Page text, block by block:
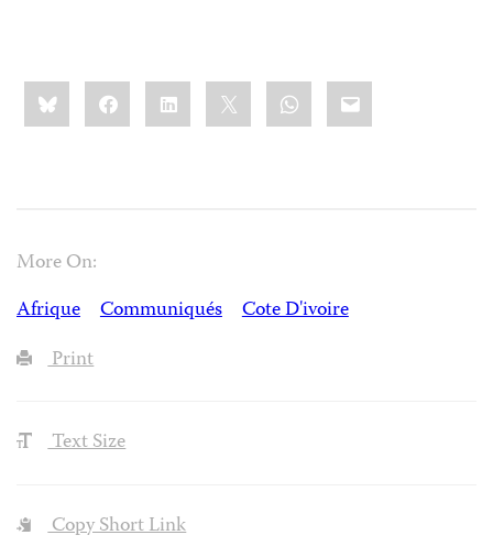
Share
this:BlueskyFacebookLinkedIn WhatsApp
Email
More On:
Afrique
Communiqués
Cote D'ivoire
Print
Text Size
Copy Short Link